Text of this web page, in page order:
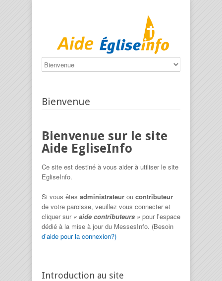
Bienvenue
Bienvenue sur le site
Aide EgliseInfo
Ce site est destiné à vous aider à utiliser le site
EgliseInfo.
Si vous êtes administrateur ou contributeur
de votre paroisse, veuillez vous connecter et
cliquer sur« aide contributeurs » pour l’espace
dédié à la mise à jour du MessesInfo. (Besoin
d’aide pour la connexion?)
Introduction au site